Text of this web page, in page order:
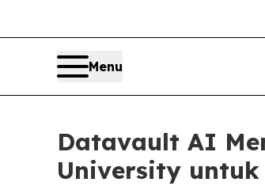
Menu
Datavault AI
University